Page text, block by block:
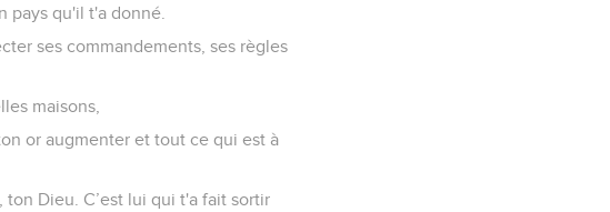
pays qu'il t'a donné.
ses commandements, ses règles
maisons,
or augmenter et tout ce qui est à
Dieu. C’est lui qui t'a fait sortir